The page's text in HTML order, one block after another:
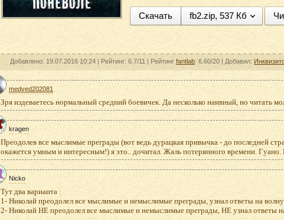
Скачать fb2.zip, 537 Кб
Добавлено: 19.07.2016 10:24 | Рейтинг: 6.7/11 | Рейтинг fantlab: 6.60/20 | Добавил:
medved202081
Зря издеваетесь нормальный средний боевичек. Да несколько наивный, но читать
kragen
Преодолев все мыслимые преграды (вот ведь дурацкая привычка - до последней
окажется умным и интересным!) я это.. дочитал. Жаль потерянного времени.
Nicko
Тут два варианта :
1- Николай преодолел все мыслимые и немыслимые преграды, узнал ответы на
2- Николай НЕ преодолел все мыслимые и немыслимые преграды, НЕ узнал ответы